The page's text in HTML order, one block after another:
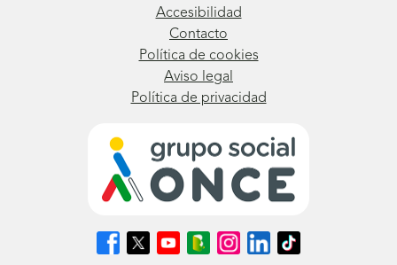
Accesibilidad
Contacto
Política de cookies
Aviso legal
Política de privacidad
Síguenos
en
Síguenos
en
Síguenos
en
Síguenos
en
Síguenos
en
Síguenos
en
Síguenos
en